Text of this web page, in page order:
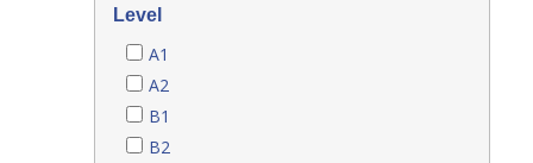
Level
A1
A2
B1
B2